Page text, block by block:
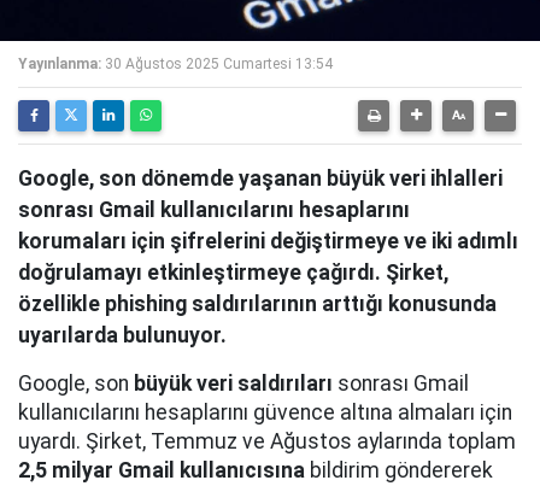
Yayınlanma: 30 Ağustos 2025 Cumartesi 13:54
Google, son dönemde yaşanan büyük veri ihlalleri
sonrası Gmail kullanıcılarını hesaplarını
korumaları için şifrelerini değiştirmeye ve iki adımlı
doğrulamayı etkinleştirmeye çağırdı. Şirket,
özellikle phishing saldırılarının arttığı konusunda
uyarılarda bulunuyor.
Google, son büyük veri saldırıları sonrası Gmail
kullanıcılarını hesaplarını güvence altına almaları için
uyardı. Şirket, Temmuz ve Ağustos aylarında toplam
2,5 milyar Gmail kullanıcısına bildirim göndererek